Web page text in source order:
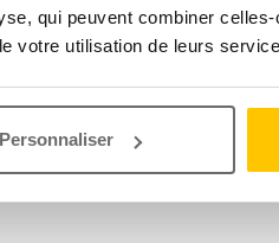
qui peuvent combiner
votre utilisation de leurs
Personnaliser